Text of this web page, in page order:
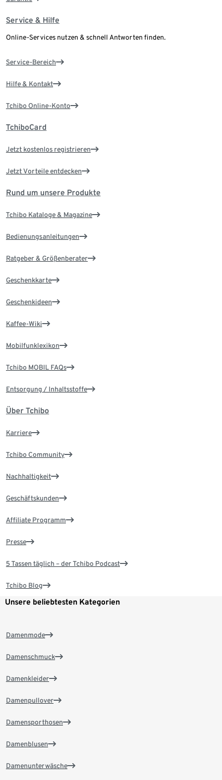
Service & Hilfe
Online-Services nutzen & schnell Antworten finden.
Service-Bereich
Hilfe & Kontakt
Tchibo Online-Konto
TchiboCard
Jetzt kostenlos registrieren
Jetzt Vorteile entdecken
Rund um unsere Produkte
Tchibo Kataloge & Magazine
Bedienungsanleitungen
Ratgeber & Größenberater
Geschenkkarte
Geschenkideen
Kaffee-Wiki
Mobilfunklexikon
Tchibo MOBIL FAQs
Entsorgung / Inhaltsstoffe
Über Tchibo
Karriere
Tchibo Community
Nachhaltigkeit
Geschäftskunden
Affiliate Programm
Presse
5 Tassen täglich – der Tchibo Podcast
Tchibo Blog
Unsere beliebtesten Kategorien
Damenmode
Damenschmuck
Damenkleider
Damenpullover
Damensporthosen
Damenblusen
Damenunterwäsche